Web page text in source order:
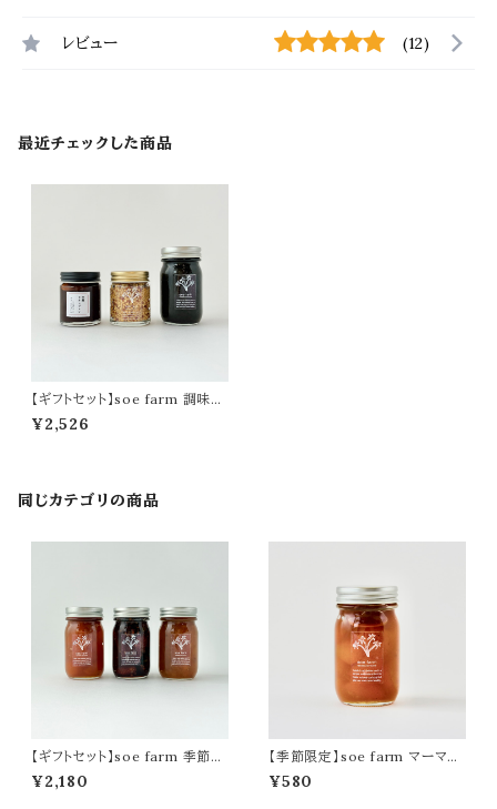
レビュー (12)
最近チェックした商品
【ギフトセット】soe farm 調味料
の詰合せ
¥2,526
同じカテゴリの商品
【ギフトセット】soe farm 季節の
ジャムの詰合せ
¥2,180
【季節限定】soe farm マーマレ
ード金柑
¥580